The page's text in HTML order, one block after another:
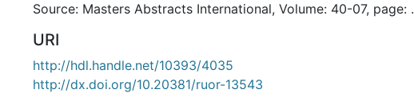
Source: Masters Abstracts International, Volume: 40-07, page: .
URI
http://hdl.handle.net/10393/4035
http://dx.doi.org/10.20381/ruor-13543